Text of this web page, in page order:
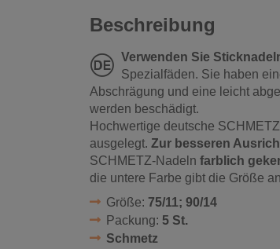
Beschreibung
Verwenden Sie
Spezialfäden. Sie haben
Abschrägung und eine leicht
werden beschädigt.
Hochwertige deutsche
ausgelegt. Zur besseren
SCHMETZ-Nadeln farblich
die untere Farbe gibt die Größe
Größe: 75/11; 90/14
Packung: 5 St.
Schmetz